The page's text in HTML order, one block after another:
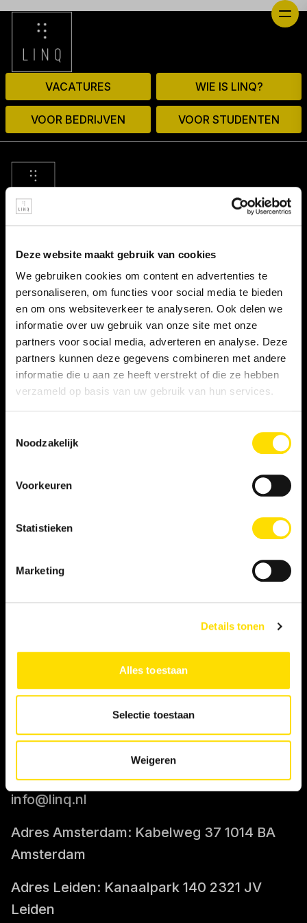
Deze website maakt gebruik van cookies
We gebruiken cookies om content en advertenties te
personaliseren, om functies voor social media te bieden
en om ons websiteverkeer te analyseren. Ook delen we
informatie over uw gebruik van onze site met onze
partners voor social media, adverteren en analyse. Deze
partners kunnen deze gegevens combineren met andere
informatie die u aan ze heeft verstrekt of die ze hebben
verzameld op basis van uw gebruik van hun services.
Noodzakelijk
Voorkeuren
Statistieken
Marketing
Details tonen
Alles toestaan
Selectie toestaan
Weigeren
VACATURES WIE IS LINQ?
VOOR BEDRIJVEN VOOR STUDENTEN
LINKS
Algemene voorwaarden NBBU
Privacy statement
Persooneelsgids uitzendkrachten
Klacht indienen
WERKNEMER
Vacatures
Tarief berekenen
CONTACT
info@linq.nl
Adres Amsterdam: Kabelweg 37 1014 BA
Amsterdam
Adres Leiden: Kanaalpark 140 2321 JV
Leiden